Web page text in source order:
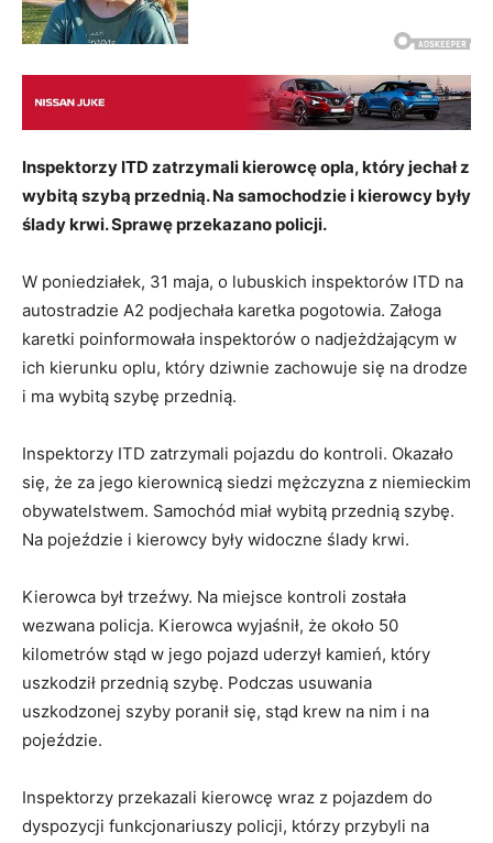
Inspektorzy ITD zatrzymali kierowcę opla, który jechał z
wybitą szybą przednią. Na samochodzie i kierowcy były
ślady krwi. Sprawę przekazano policji.
W poniedziałek, 31 maja, o lubuskich inspektorów ITD na
autostradzie A2 podjechała karetka pogotowia. Załoga
karetki poinformowała inspektorów o nadjeżdżającym w
ich kierunku oplu, który dziwnie zachowuje się na drodze
i ma wybitą szybę przednią.
Inspektorzy ITD zatrzymali pojazdu do kontroli. Okazało
się, że za jego kierownicą siedzi mężczyzna z niemieckim
obywatelstwem. Samochód miał wybitą przednią szybę.
Na pojeździe i kierowcy były widoczne ślady krwi.
Kierowca był trzeźwy. Na miejsce kontroli została
wezwana policja. Kierowca wyjaśnił, że około 50
kilometrów stąd w jego pojazd uderzył kamień, który
uszkodził przednią szybę. Podczas usuwania
uszkodzonej szyby poranił się, stąd krew na nim i na
pojeździe.
Inspektorzy przekazali kierowcę wraz z pojazdem do
dyspozycji funkcjonariuszy policji, którzy przybyli na